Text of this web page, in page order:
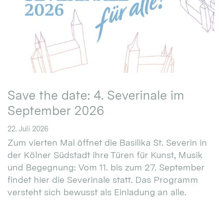
Save the date: 4. Severinale im
September 2026
22. Juli 2026
Zum vierten Mal öffnet die Basilika St. Severin in
der Kölner Südstadt ihre Türen für Kunst, Musik
und Begegnung: Vom 11. bis zum 27. September
findet hier die Severinale statt. Das Programm
versteht sich bewusst als Einladung an alle.